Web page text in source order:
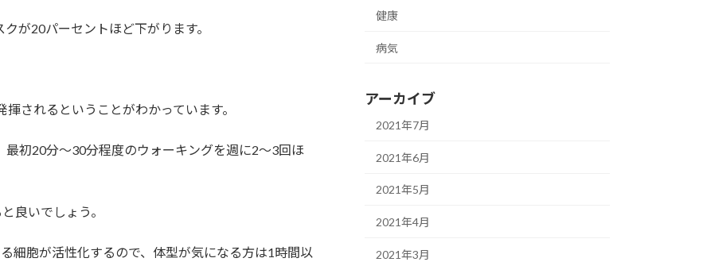
が20パーセントほど下がります。
されるということがわかっています。
初20分～30分程度のウォーキングを週に2～3回ほ
良いでしょう。
細胞が活性化するので、体型が気になる方は1時間以
健康
病気
アーカイブ
2021年7月
2021年6月
2021年5月
2021年4月
2021年3月